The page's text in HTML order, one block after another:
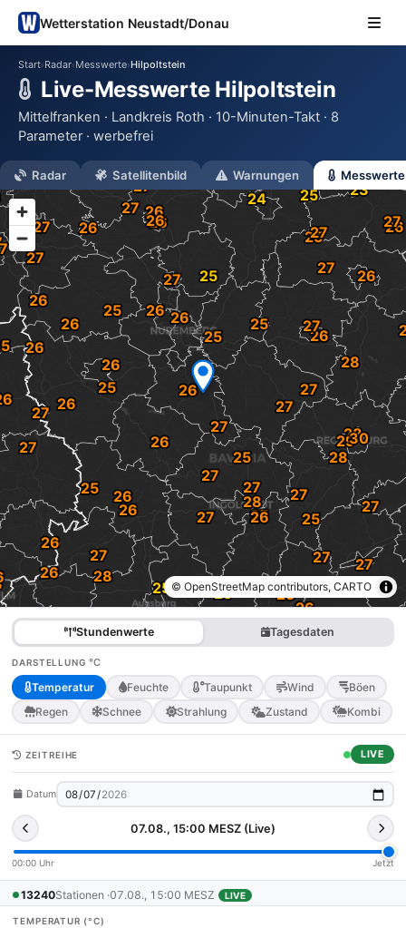
Wetterstation Neustadt/Donau
Start›Radar›Messwerte›Hilpoltstein
Live-Messwerte Hilpoltstein
Mittelfranken · Landkreis Roth · 10-Minuten-Takt · 8
Parameter · werbefrei
Radar Satellitenbild Warnungen Messwerte
© OpenStreetMap contributors, CARTO
Stundenwerte Tagesdaten
DARSTELLUNG °C
Temperatur Feuchte Taupunkt Wind
Böen
Regen
Schnee Strahlung Zustand Kombi
ZEITREIHE LIVE
Datum
07.08., 15:00 MESZ (Live)
00:00 Uhr Jetzt
13240Stationen ·07.08., 15:00 MESZ LIVE
TEMPERATUR (°C)